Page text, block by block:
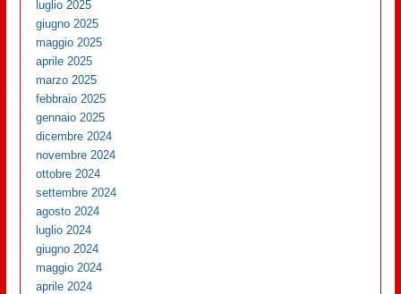
luglio 2025
giugno 2025
maggio 2025
aprile 2025
marzo 2025
febbraio 2025
gennaio 2025
dicembre 2024
novembre 2024
ottobre 2024
settembre 2024
agosto 2024
luglio 2024
giugno 2024
maggio 2024
aprile 2024